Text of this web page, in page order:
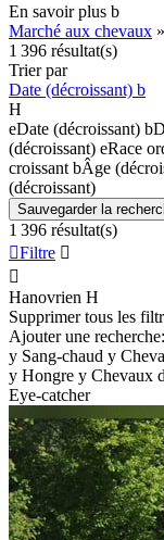
En savoir plus b
Marché aux chevaux »
1 396 résultat(s)
Trier par
Date (décroissant) b
H
eDate (décroissant) b
(décroissant) eRace
croissant bÂge
(décroissant)
Sauvegarder la
1 396 résultat(s)
Filtre 

Hanovrien H
Supprimer tous les
Ajouter une recherche:
y Sang-chaud y
y Hongre y Chevaux
Eye-catcher